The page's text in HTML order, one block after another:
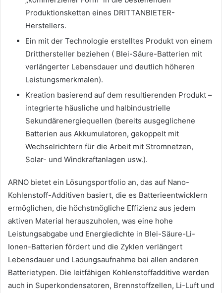
Produktionsketten eines DRITTANBIETER-
Herstellers.
Ein mit der Technologie erstelltes Produkt von einem
Dritthersteller beziehen ( Blei-Säure-Batterien mit
verlängerter Lebensdauer und deutlich höheren
Leistungsmerkmalen).
Kreation basierend auf dem resultierenden Produkt –
integrierte häusliche und halbindustrielle
Sekundärenergiequellen (bereits ausgeglichene
Batterien aus Akkumulatoren, gekoppelt mit
Wechselrichtern für die Arbeit mit Stromnetzen,
Solar- und Windkraftanlagen usw.).
ARNO bietet ein Lösungsportfolio an, das auf Nano-
Kohlenstoff-Additiven basiert, die es Batterieentwicklern
ermöglichen, die höchstmögliche Effizienz aus jedem
aktiven Material herauszuholen, was eine hohe
Leistungsabgabe und Energiedichte in Blei-Säure-Li-
Ionen-Batterien fördert und die Zyklen verlängert
Lebensdauer und Ladungsaufnahme bei allen anderen
Batterietypen. Die leitfähigen Kohlenstoffadditive werden
auch in Superkondensatoren, Brennstoffzellen, Li-Luft und